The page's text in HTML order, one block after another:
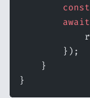
        const
        await
        });
    }
}